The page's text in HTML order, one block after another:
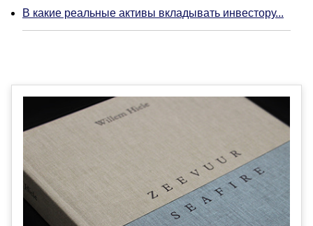
В какие реальные активы вкладывать инвестору...